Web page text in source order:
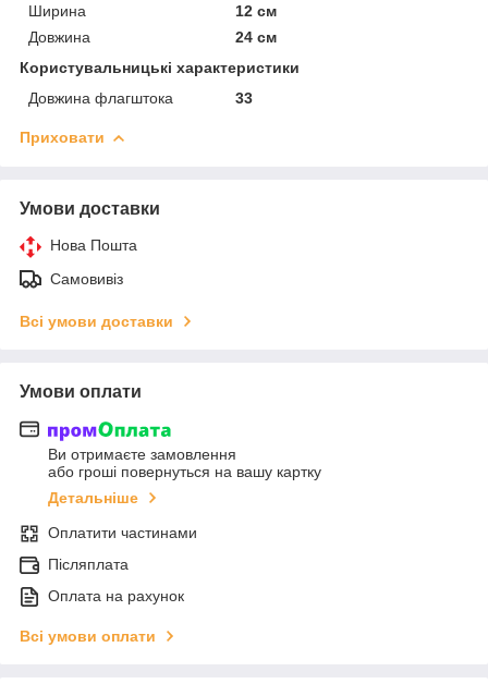
Ширина
12 см
Довжина
24 см
Користувальницькі характеристики
Довжина флагштока
33
Приховати
Умови доставки
Нова Пошта
Самовивіз
Всі умови доставки
Умови оплати
Ви отримаєте замовлення
або гроші повернуться на вашу картку
Детальніше
Оплатити частинами
Післяплата
Оплата на рахунок
Всі умови оплати